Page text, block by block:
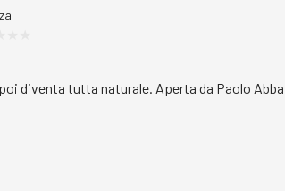
diventa tutta naturale. Aperta da Paolo